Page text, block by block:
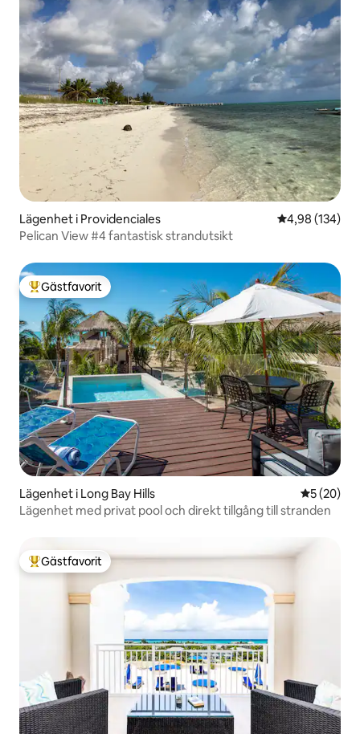
Lägenhet i Providenciales 4,98 av 5 i
4,98 (134)
Pelican View #4 fantastisk strandutsikt
Populär gästfavorit
Gästfavorit
Lägenhet i Long Bay Hills 5 av 5 i
5 (20)
Lägenhet med privat pool och direkt tillgång till stranden
Populär gästfavorit
Gästfavorit